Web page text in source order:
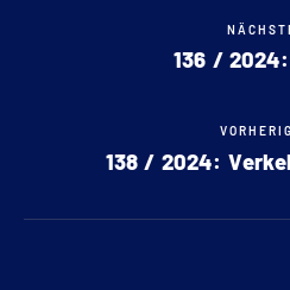
136 /
138 / 2024: